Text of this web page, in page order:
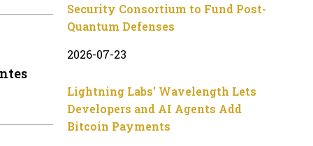
Security Consortium to Fund Post-
Quantum Defenses
2026-07-23
Lightning Labs’ Wavelength Lets
Developers and AI Agents Add
Bitcoin Payments